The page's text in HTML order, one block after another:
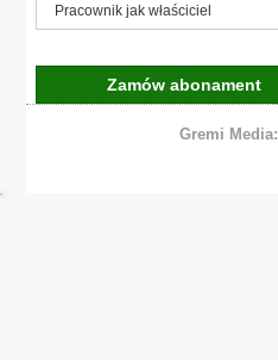
Pracownik jak właściciel
Zamów abonament
Gremi Media: